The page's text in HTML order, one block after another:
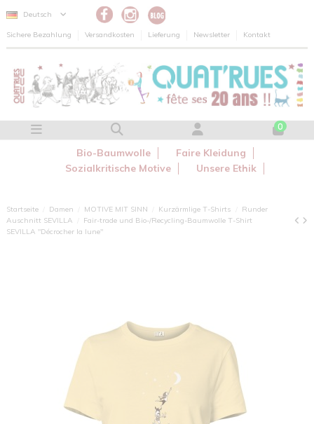
Deutsch
Sichere Bezahlung Versandkosten Lieferung Newsletter Kontakt
0
Bio-Baumwolle
Faire Kleidung
Sozialkritische Motive
Unsere Ethik
Startseite Damen MOTIVE MIT SINN Kurzärmlige T-Shirts
Runder
Auschnitt SEVILLA
Fair-trade und Bio-/Recycling-Baumwolle T-Shirt
SEVILLA "Décrocher la lune"